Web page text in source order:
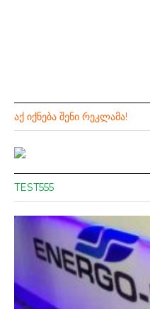
ᲐᲥ ᲘᲥᲜᲔᲑᲐ ᲨᲔᲜᲘ ᲠᲔᲙᲚᲐᲛᲐ!
TEST555